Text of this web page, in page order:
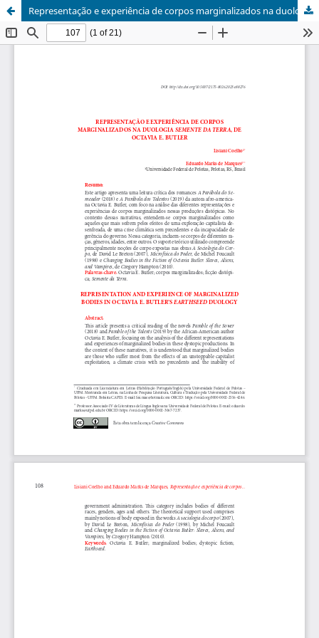
Representação e experiência de corpos marginalizados na duologia Semente da Terra, de Octavia E. Butler